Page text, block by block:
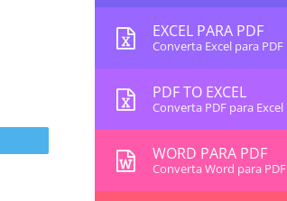
EXCEL PARA PDF
Converta Excel para PDF
PDF TO EXCEL
Converta PDF para Excel
WORD PARA PDF
Converta Word para PDF